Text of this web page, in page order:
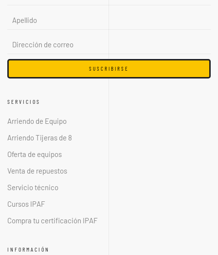
SUSCRIBIRSE
SERVICIOS
Arriendo de Equipo
Arriendo Tijeras de 8
Oferta de equipos
Venta de repuestos
Servicio técnico
Cursos IPAF
Compra tu certificación IPAF
INFORMACIÓN